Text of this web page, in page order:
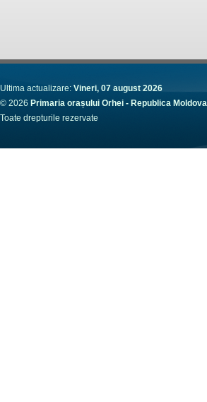
Ultima actualizare: Vineri, 07 august 2026
© 2026 Primaria orașului Orhei - Republica Moldova
Toate drepturile rezervate